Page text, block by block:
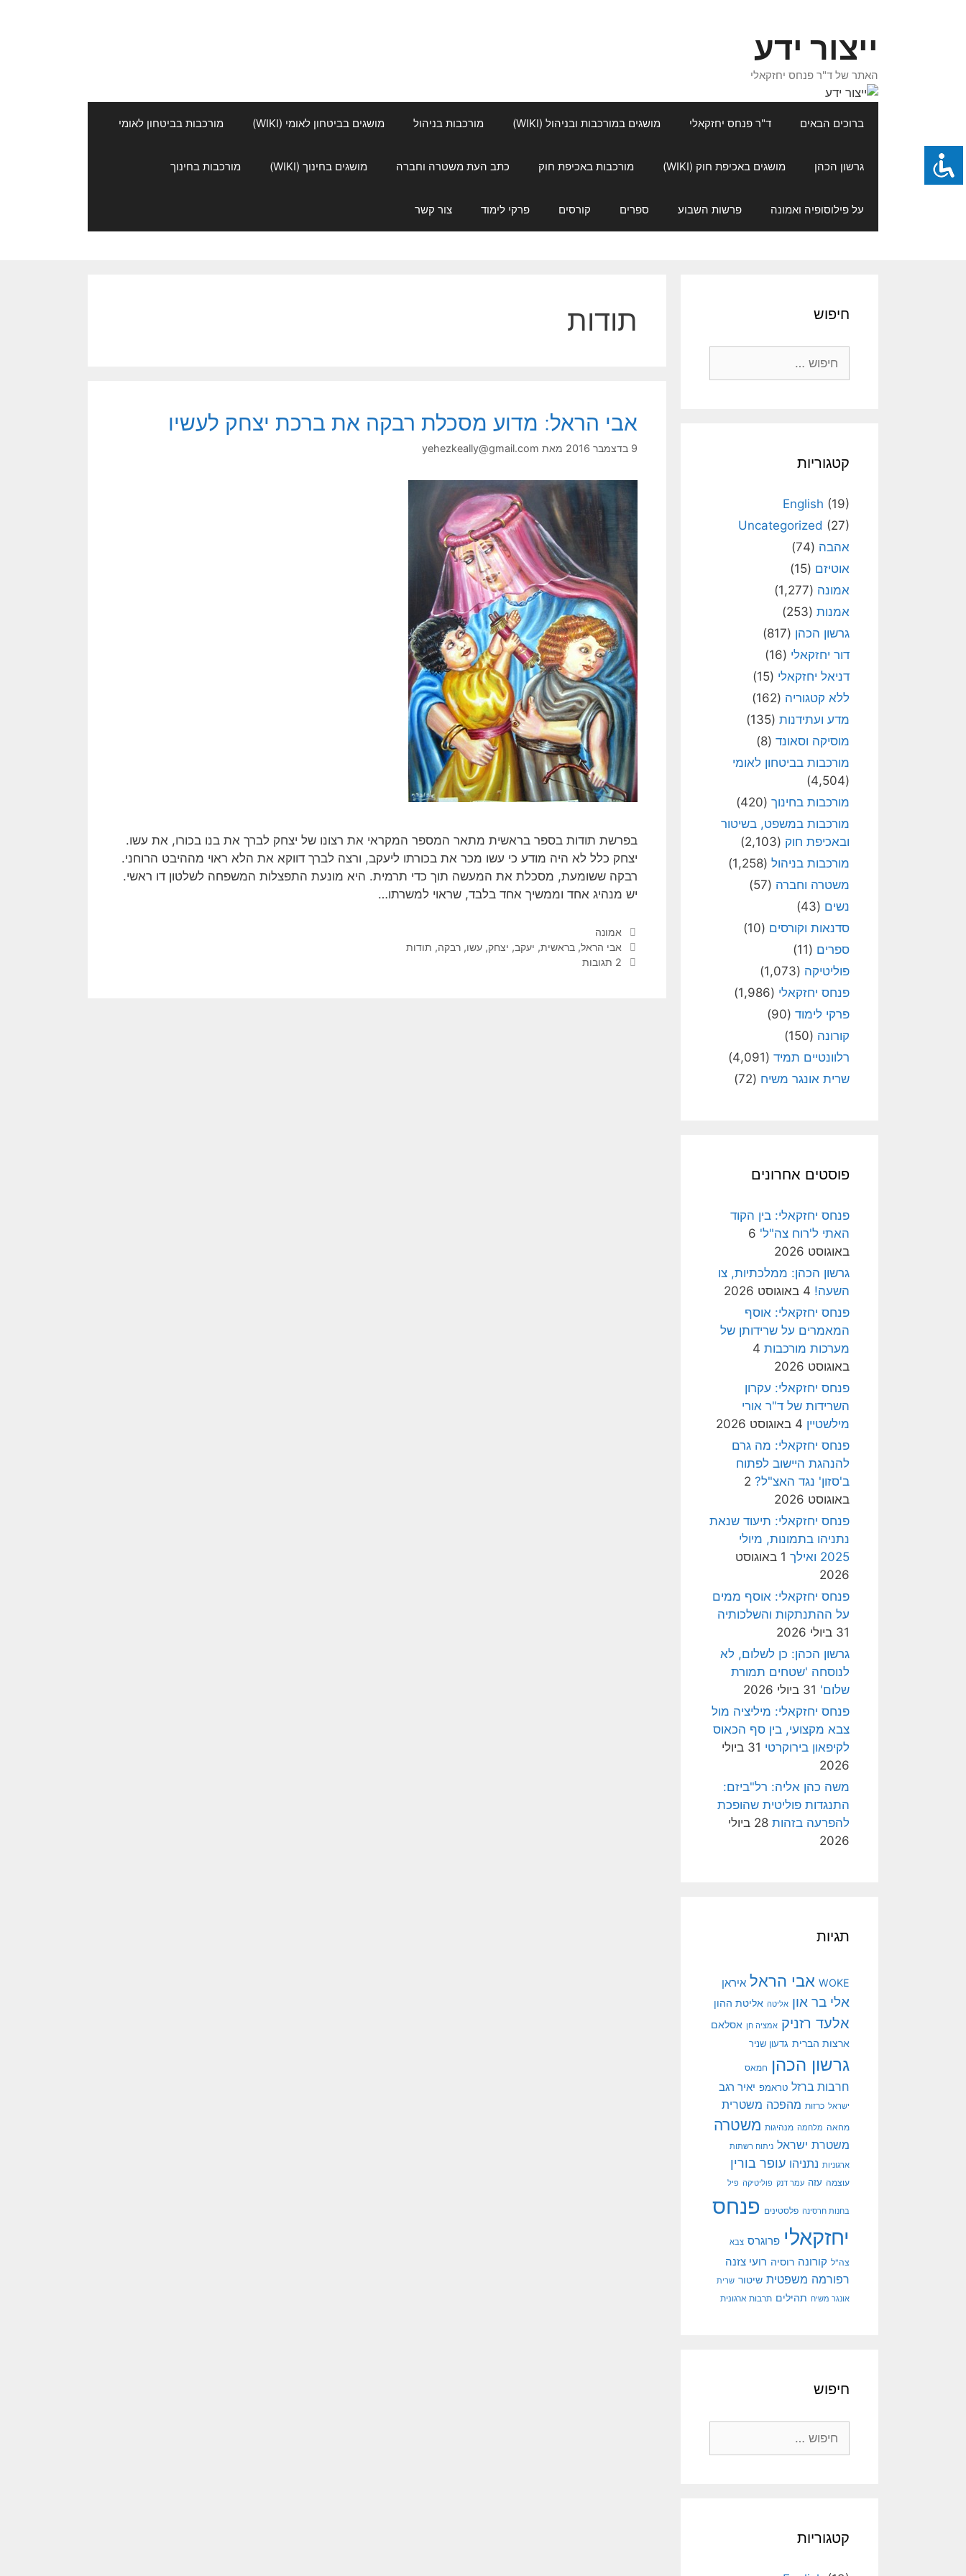
ייצור ידע
האתר של ד"ר פנחס יחזקאלי
ברוכים הבאים ד"ר פנחס יחזקאלי מושגים במורכבות ובניהול (WIKI) מורכבות בניהול מושגים בביטחון לאומי (WIKI) מורכבות בביטחון לאומי
גרשון הכהן מושגים באכיפת חוק (WIKI) מורכבות באכיפת חוק כתב העת משטרה וחברה מושגים בחינוך (WIKI) מורכבות בחינוך
על פילוסופיה ואמונה פרשות השבוע ספרים קורסים פרקי לימוד צור קשר
תודות
אבי הראל: מדוע מסכלת רבקה את ברכת יצחק לעשיו
9 בדצמבר 2016 מאת yehezkeally@gmail.com
בפרשת תודות בספר בראשית מתאר המספר המקראי את רצונו של יצחק לברך את בנו בכורו, את עשו.
יצחק כלל לא היה מודע כי עשו מכר את בכורתו ליעקב, ורצה לברך דווקא את הלא ראוי מההיבט הרוחני.
רבקה ששומעת, מסכלת את המעשה תוך כדי תרמית. היא מונעת התפצלות המשפחה לשלטון דו ראשי.
יש מנהיג אחד וממשיך אחד בלבד, שראוי למשרתו…
קטגוריות
אמונה
תגיות
אבי הראל, בראשית, יעקב, יצחק, עשו, רבקה, תודות
2 תגובות
חיפוש
קטגוריות
English (19)
Uncategorized (27)
אהבה (74)
אוטיזם (15)
אמונה (1,277)
אמנות (253)
גרשון הכהן (817)
דור יחזקאלי (16)
דניאל יחזקאלי (15)
ללא קטגוריה (162)
מדע ועתידנות (135)
מוסיקה וסאונד (8)
מורכבות בביטחון לאומי
(4,504)
מורכבות בחינוך (420)
מורכבות במשפט, בשיטור
ובאכיפת חוק (2,103)
מורכבות בניהול (1,258)
משטרה וחברה (57)
נשים (43)
סדנאות וקורסים (10)
ספרים (11)
פוליטיקה (1,073)
פנחס יחזקאלי (1,986)
פרקי לימוד (90)
קורונה (150)
רלוונטיים תמיד (4,091)
שרית אונגר משיח (72)
פוסטים אחרונים
פנחס יחזקאלי: בין הקוד
האתי ל'רוח צה"ל' 6
באוגוסט 2026
גרשון הכהן: ממלכתיות, צו
השעה! 4 באוגוסט 2026
פנחס יחזקאלי: אוסף
המאמרים על שרידותן של
מערכות מורכבות 4
באוגוסט 2026
פנחס יחזקאלי: עקרון
השרידות של ד"ר אורי
מילשטיין 4 באוגוסט 2026
פנחס יחזקאלי: מה גרם
להנהגת היישוב לפתוח
ב'סזון' נגד האצ"ל? 2
באוגוסט 2026
פנחס יחזקאלי: תיעוד שנאת
נתניהו בתמונות, מיולי
2025 ואילך
1 באוגוסט
2026
פנחס יחזקאלי: אוסף ממים
על ההתנתקות והשלכותיה
31 ביולי 2026
גרשון הכהן: כן לשלום, לא
לנוסחה 'שטחים תמורת
שלום' 31 ביולי 2026
פנחס יחזקאלי: מיליציה מול
צבא מקצועי, בין סף הכאוס
לקיפאון בירוקרטי
31 ביולי
2026
משה כהן אליה: רל"ביזם:
התנגדות פוליטית שהופכת
להפרעה בזהות
28 ביולי
2026
תגיות
WOKE אבי הראל איראן
אלי בר און אליטה אליטת ההון
אלעד רזניק אמציה חן אסלאם
ארצות הברית גדעון שניר
גרשון הכהן חמאס
חרבות ברזל טראמפ יאיר רגב
ישראל כרזות מהפכה משטרית
מחאה מלחמה מנהיגות משטרה
משטרת ישראל ניתוח רשתות
ארגוניות נתניהו עופר בורין
עוצמה עזה עמר דנק פוליטיקה פיל
בחנות חרסינה פלסטינים פנחס
יחזקאלי פרוגרס צבא
צה"ל קורונה רוסיה רועי צזנה
רפורמה משפטית שיטור שרית
אונגר משיח תהילים תרבות ארגונית
חיפוש
קטגוריות